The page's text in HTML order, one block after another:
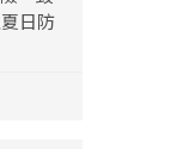
日防